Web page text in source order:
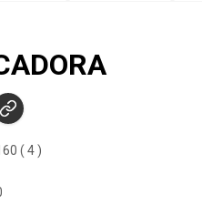
( 4 )